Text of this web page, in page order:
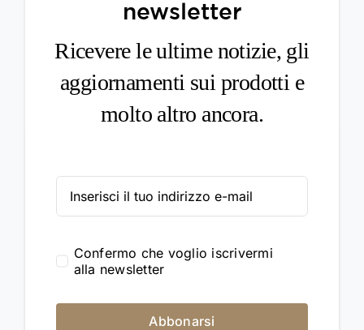
newsletter
Ricevere le ultime notizie, gli
aggiornamenti sui prodotti e
molto altro ancora.
Confermo che voglio iscrivermi
alla newsletter
Abbonarsi